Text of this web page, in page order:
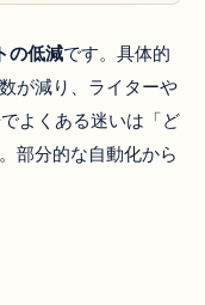
の低減です。具体的
が減り、ライターや
よくある迷いは「ど
部分的な自動化から